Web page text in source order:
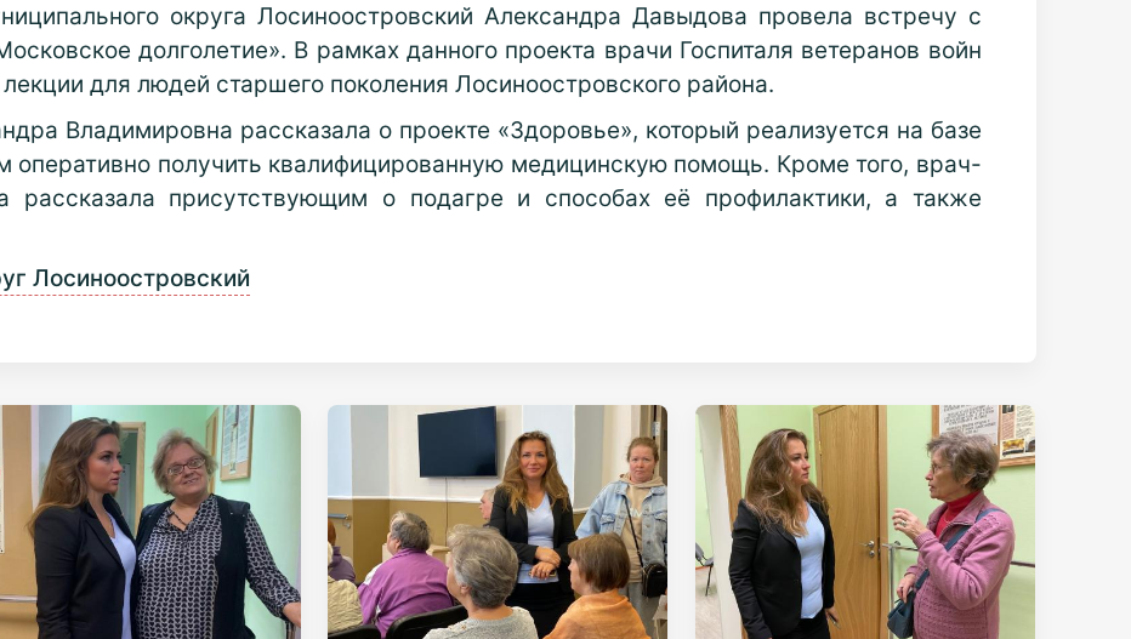
округа Лосиноостровский Александра Давыдова провела встречу с
долголетие». В рамках данного проекта врачи Госпиталя ветеранов войн
для людей старшего поколения Лосиноостровского района.
Владимировна рассказала о проекте «Здоровье», который реализуется на базе
оперативно получить квалифицированную медицинскую помощь. Кроме того, врач-
рассказала присутствующим о подагре и способах её профилактики, а также
Лосиноостровский